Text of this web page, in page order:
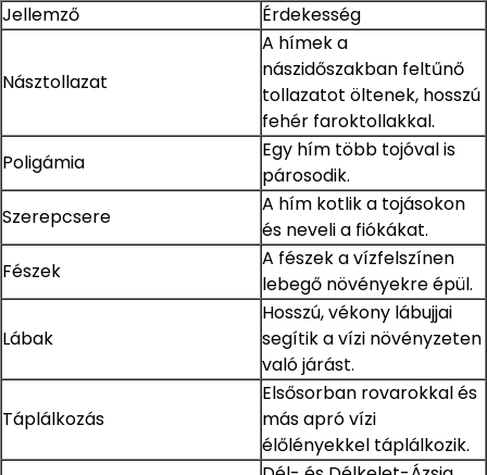
Jellemző Érdekesség
Násztollazat
A hímek a
nászidőszakban feltűnő
tollazatot öltenek, hosszú
fehér faroktollakkal.
Poligámia
Egy hím több tojóval is
párosodik.
Szerepcsere
A hím kotlik a tojásokon
és neveli a fiókákat.
Fészek
A fészek a vízfelszínen
lebegő növényekre épül.
Lábak
Hosszú, vékony lábujjai
segítik a vízi növényzeten
való járást.
Táplálkozás
Elsősorban rovarokkal és
más apró vízi
élőlényekkel táplálkozik.